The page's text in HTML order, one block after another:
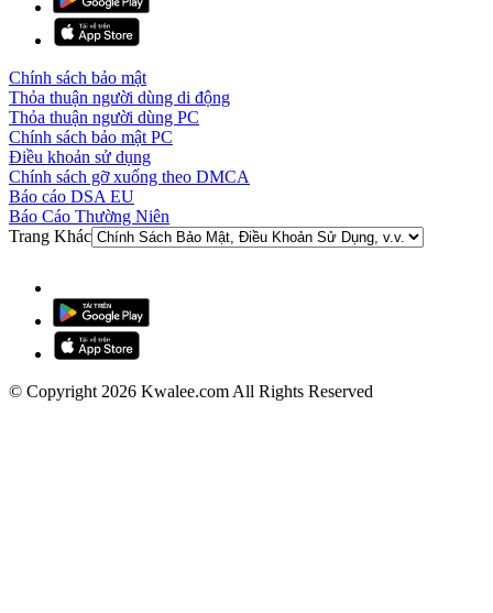
Chính sách bảo mật
Thỏa thuận người dùng di động
Thỏa thuận người dùng PC
Chính sách bảo mật PC
Điều khoản sử dụng
Chính sách gỡ xuống theo DMCA
Báo cáo DSA EU
Báo Cáo Thường Niên
Trang Khác
© Copyright 2026 Kwalee.com All Rights Reserved